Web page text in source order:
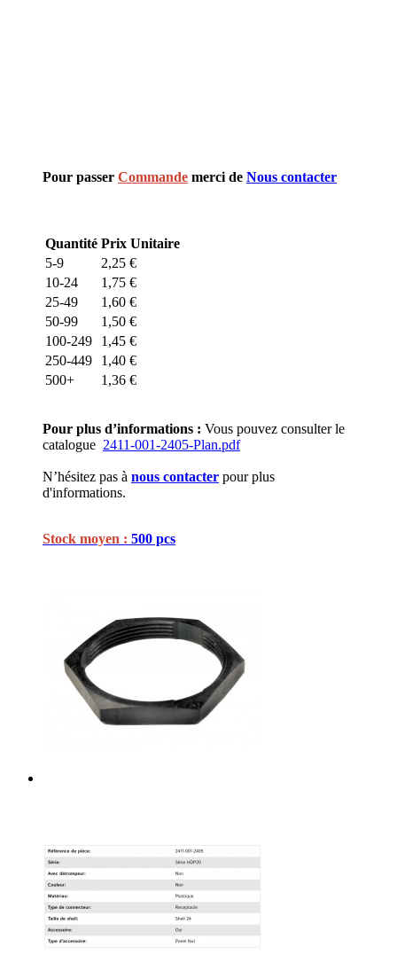
Pour passer Commande merci de Nous contacter
Quantité Prix Unitaire
5-9
2,25 €
10-24
1,75 €
25-49
1,60 €
50-99
1,50 €
100-249
1,45 €
250-449
1,40 €
500+
1,36 €
Pour plus d’informations : Vous pouvez consulter le
catalogue 2411-001-2405-Plan.pdf
N’hésitez pas à nous contacter pour plus
d'informations.
Stock moyen : 500 pcs